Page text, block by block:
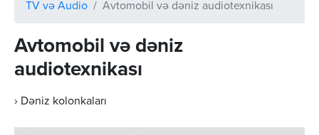
TV və Audio Avtomobil və dəniz audiotexnikası
Avtomobil və dəniz
audiotexnikası
› Dəniz kolonkaları